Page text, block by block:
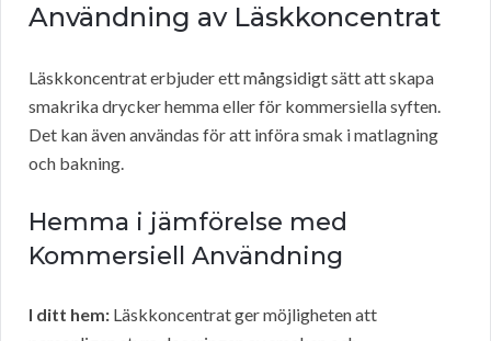
Användning av Läskkoncentrat
Läskkoncentrat erbjuder ett mångsidigt sätt att skapa
smakrika drycker hemma eller för kommersiella syften.
Det kan även användas för att införa smak i matlagning
och bakning.
Hemma i jämförelse med
Kommersiell Användning
I ditt hem: Läskkoncentrat ger möjligheten att